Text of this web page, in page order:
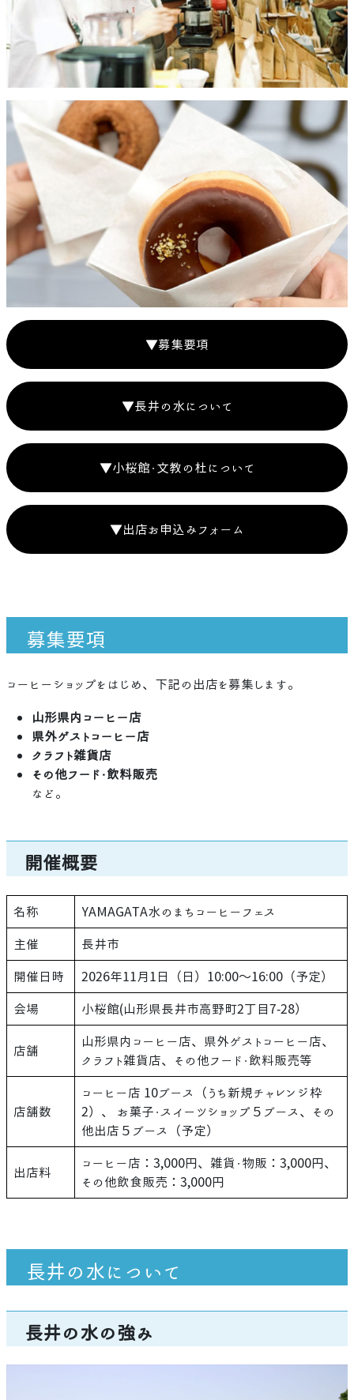
▼募集要項
▼長井の水について
▼小桜館・文教の杜について
▼出店お申込みフォーム
募集要項
コーヒーショップをはじめ、下記の出店を募集します。
山形県内コーヒー店
県外ゲストコーヒー店
クラフト雑貨店
その他フード・飲料販売
など。
開催概要
名称
YAMAGATA水のまちコーヒーフェス
主催
長井市
開催日時
2026年11月1日（日）10:00～16:00（予定）
会場
小桜館(山形県長井市高野町2丁目7-28）
店舗
山形県内コーヒー店、県外ゲストコーヒー店、
クラフト雑貨店、その他フード・飲料販売等
店舗数
コーヒー店 10ブース（うち新規チャレンジ枠
2）、 お菓子・スイーツショップ５ブース、その
他出店５ブース（予定）
出店料
コーヒー店：3,000円、雑貨・物販：3,000円、
その他飲食販売：3,000円
長井の水について
長井の水の強み